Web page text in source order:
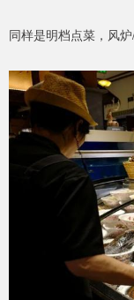
同样是明档点菜，风